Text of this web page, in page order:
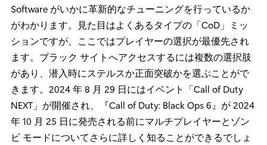
Software がいかに革新的なチューニングを行っているか
がわかります。見た目はよくあるタイプの「CoD」ミッ
ションですが、ここではプレイヤーの選択が最優先され
ます。ブラック サイトへアクセスするには複数の選択肢
があり、潜入時にステルスか正面突破かを選ぶことがで
きます。2024 年 8 月 29 日にはイベント「Call of Duty
NEXT」が開催され、『Call of Duty: Black Ops 6』が 2024
年 10 月 25 日に発売される前にマルチプレイヤーとゾン
ビ モードについてさらに詳しく知ることができるでしょ